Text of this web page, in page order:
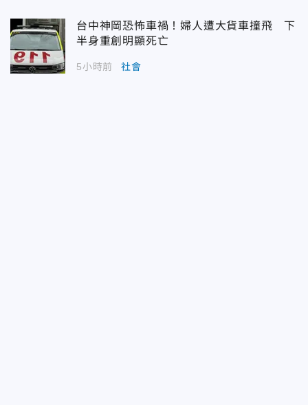
台中神岡恐怖車禍！婦人遭大貨車撞飛 下
半身重創明顯死亡
5小時前 社會